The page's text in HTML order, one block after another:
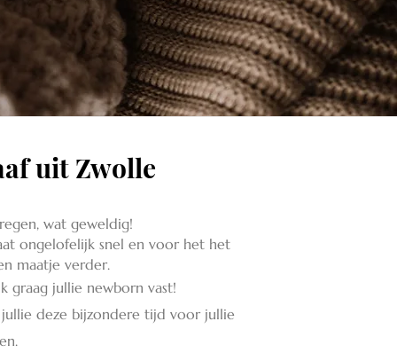
uit Zwolle
wat geweldig!
ongelofelijk snel en voor het het
maatje verder.
graag jullie newborn vast!
deze bijzondere tijd voor jullie